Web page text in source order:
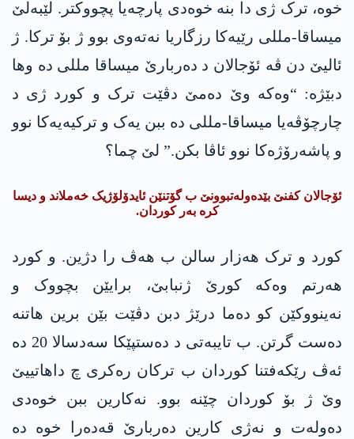
خوە، ترک ژی دا بنە خوەدی پارچەیا پچووکتر. لێبەلێ
میساقا-مللی رێیەکا رزگاریا نەتەوی بوو ژ بۆ ترکا. ژ
ئالیێ دن ڤە ئۆجالان د دەربارێ میساقا مللی دە وھا
دبێژە: “وەکە وێ دەمێ دڤێت ترک و کورد ژی د
چارچۆڤەیا میساقا-مللی دە ببن یەک و ترکیەیەکا نوو
و پاشەرۆژەکا نوو ئاڤا بکن.” لێ چما؟
ئۆجالان کفنێ بێدەولەتبوونێ ب گۆتنێن ئایدۆلۆژیک خەملاند و دیسا
کرە بەر کوردان.
کورد و ترک ھەزار سالن ب ھەڤ را دژین. و کورد
ھەرتم وەکە کورێ ژنبابێ، برایێن بچووک و
نەینووکێن کو دەما درێژ دبن دڤێت بێن برین ھاتنە
دەست گرتن. ب تایبەتی د دەستپێکا سەدسالا 20 دە
ئەڤ رێکەفتنا کوردان ب ترکان رەکری چ داھاتییێ
وێ ژ بۆ کوردان چێنە بوو. نەکارین ببن خوەدی
دەولەت و نەژی کارین دەربارێ قەدەرا خوە دە